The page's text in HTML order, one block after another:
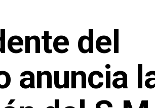
del
anuncia